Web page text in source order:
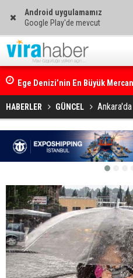
Android uygulamamız
Google Play'de mevcut
Ege Denizi’nin En Büyük
HABERLER GÜNCEL